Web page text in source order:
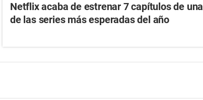
Netflix acaba de estrenar 7 capítulos de una
de las series más esperadas del año